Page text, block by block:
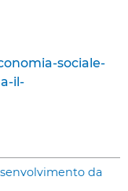
sociale-
il-
da